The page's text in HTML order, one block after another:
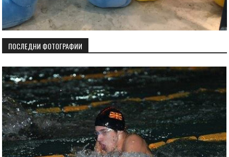
ПОСЛЕДНИ ФОТОГРАФИИ